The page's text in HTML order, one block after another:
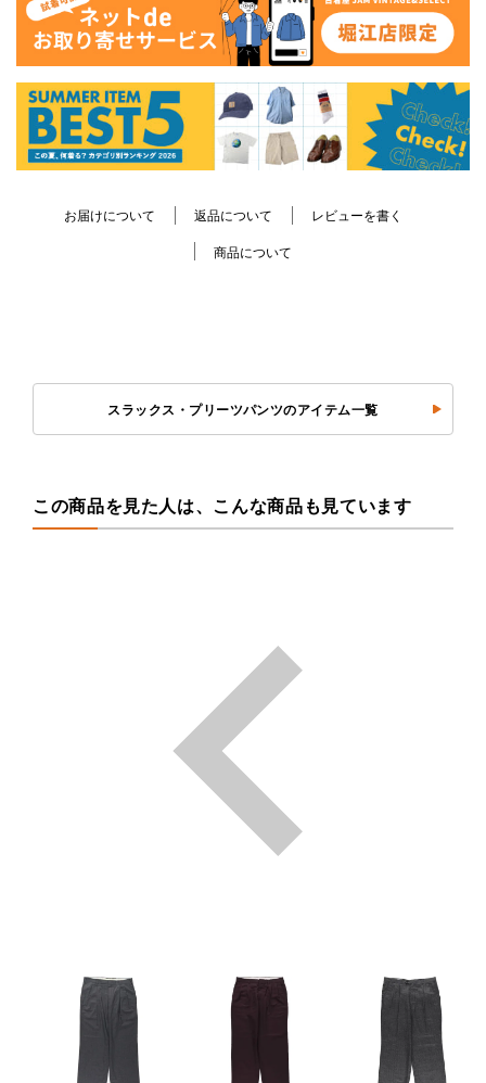
お届けについて 返品について レビューを書く
商品について
スラックス・プリーツパンツのアイテム一覧
この商品を見た人は、こんな商品も見ています